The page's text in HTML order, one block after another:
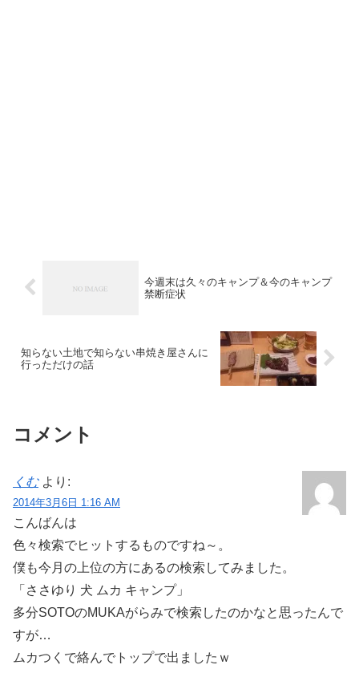
今週末は久々のキャンプ＆今のキャンプ
禁断症状
知らない土地で知らない串焼き屋さんに
行っただけの話
コメント
くむ より:
2014年3月6日 1:16 AM
こんばんは
色々検索でヒットするものですね～。
僕も今月の上位の方にあるの検索してみました。
「ささゆり 犬 ムカ キャンプ」
多分SOTOのMUKAがらみで検索したのかなと思ったんで
すが…
ムカつくで絡んでトップで出ましたｗ